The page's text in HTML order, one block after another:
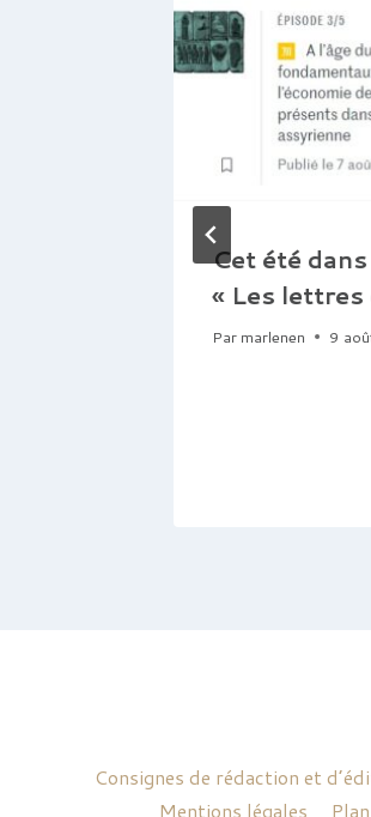
Cet été
« Les lettres
Par marlenen 9
Consignes de rédaction et
Mentions légales